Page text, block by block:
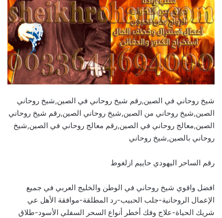
شيخ روحاني في الصين,رقم شيخ روحاني في الصين,شيخ روحاني
الصين,شيخ روحاني من الصين,شيخ روحاني الصين,رقم شيخ روحاني
الصين,معالج روحاني في الصين,رقم معالج روحاني في الصين,شيخ
روحاني بالصين,شيخ روحاني
رقم الساحر اليهودي حاييم ازلغوط
افضل واقوي شيخ روحاني في الوطن والخليج العربي في جميع
الإعمال الروحانية-جلب الحبيب-رد المطلقة-موافقة الأهل عي
شريك الحياة-علاج وفك أخطر أنواع السحر السفلي الأسود-طلاق